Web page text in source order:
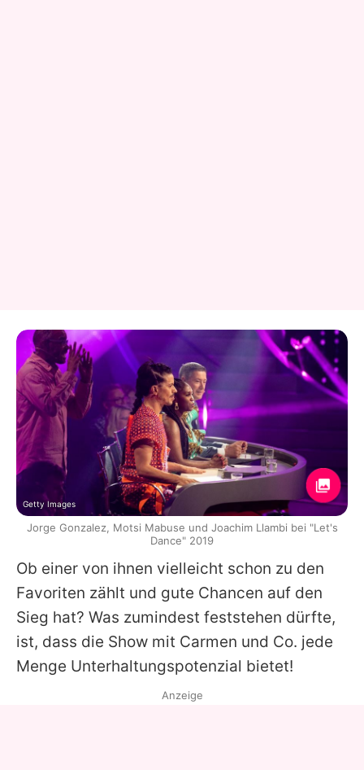
Ob einer von ihnen vielleicht schon zu den
Favoriten zählt und gute Chancen auf den
Sieg hat? Was zumindest feststehen dürfte,
ist, dass die Show mit Carmen und Co. jede
Menge Unterhaltungspotenzial bietet!
Getty Images
Jorge Gonzalez, Motsi Mabuse und Joachim Llambi bei "Let's
Dance" 2019
Anzeige